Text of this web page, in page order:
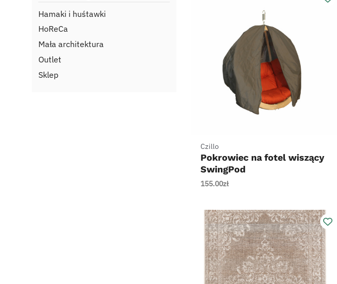
Hamaki i huśtawki
HoReCa
Mała architektura
Outlet
Sklep
Czillo
Pokrowiec na fotel wiszący
SwingPod
155.00zł